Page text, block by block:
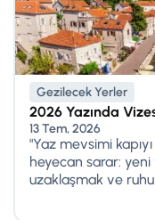
Gezilecek Yerler
2026 Yazında
13 Tem, 2026
"Yaz mevsimi
heyecan sarar:
uzaklaşmak ve